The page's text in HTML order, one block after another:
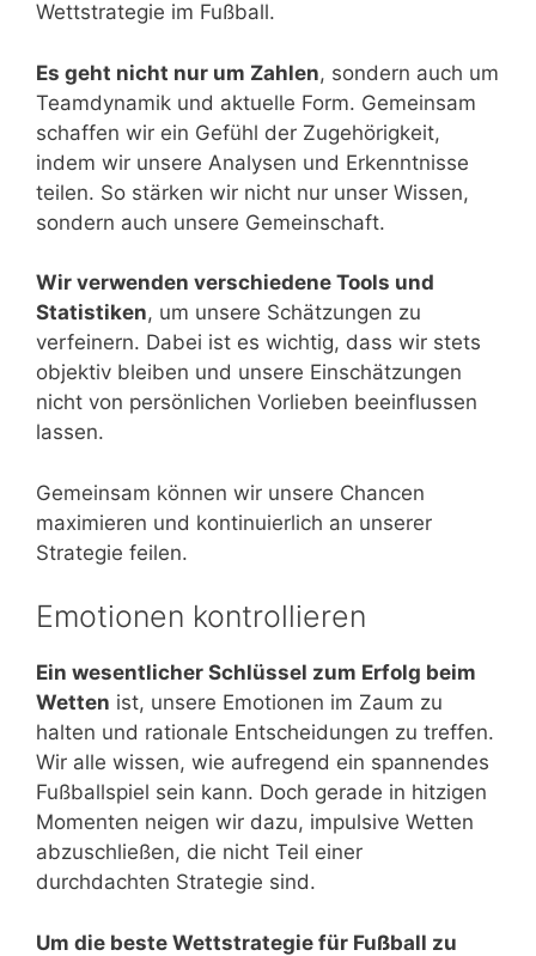
Wettstrategie im Fußball.
Es geht nicht nur um Zahlen, sondern auch um
Teamdynamik und aktuelle Form. Gemeinsam
schaffen wir ein Gefühl der Zugehörigkeit,
indem wir unsere Analysen und Erkenntnisse
teilen. So stärken wir nicht nur unser Wissen,
sondern auch unsere Gemeinschaft.
Wir verwenden verschiedene Tools und
Statistiken, um unsere Schätzungen zu
verfeinern. Dabei ist es wichtig, dass wir stets
objektiv bleiben und unsere Einschätzungen
nicht von persönlichen Vorlieben beeinflussen
lassen.
Gemeinsam können wir unsere Chancen
maximieren und kontinuierlich an unserer
Strategie feilen.
Emotionen kontrollieren
Ein wesentlicher Schlüssel zum Erfolg beim
Wetten ist, unsere Emotionen im Zaum zu
halten und rationale Entscheidungen zu treffen.
Wir alle wissen, wie aufregend ein spannendes
Fußballspiel sein kann. Doch gerade in hitzigen
Momenten neigen wir dazu, impulsive Wetten
abzuschließen, die nicht Teil einer
durchdachten Strategie sind.
Um die beste Wettstrategie für Fußball zu